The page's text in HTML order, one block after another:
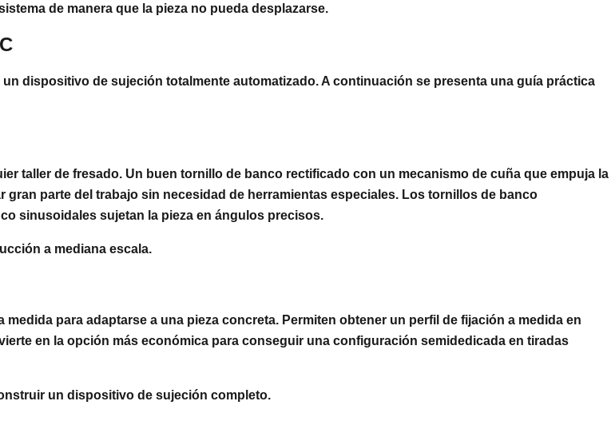
de manera que la pieza no pueda desplazarse.
dispositivo de sujeción totalmente automatizado. A continuación se presenta una guía práctica
taller de fresado. Un buen tornillo de banco rectificado con un mecanismo de cuña que empuja la
parte del trabajo sin necesidad de herramientas especiales. Los tornillos de banco
sinusoidales sujetan la pieza en ángulos precisos.
a mediana escala.
para adaptarse a una pieza concreta. Permiten obtener un perfil de fijación a medida en
en la opción más económica para conseguir una configuración semidedicada en tiradas
un dispositivo de sujeción completo.